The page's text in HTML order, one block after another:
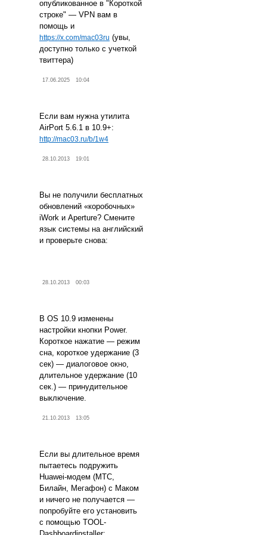
опубликованное в "Короткой
строке" — VPN вам в
помощь и
https://x.com/mac03ru (увы,
доступно только с учеткой
твиттера)
17.06.2025 10:04
Если вам нужна утилита
AirPort 5.6.1 в 10.9+:
http://mac03.ru/b/1w4
28.10.2013 19:01
Вы не получили бесплатных
обновлений «коробочных»
iWork и Aperture? Смените
язык системы на английский
и проверьте снова:
28.10.2013 00:03
В OS 10.9 изменены
настройки кнопки Power.
Короткое нажатие — режим
сна, короткое удержание (3
сек) — диалоговое окно,
длительное удержание (10
сек.) — принудительное
выключение.
21.10.2013 13:05
Если вы длительное время
пытаетесь подружить
Huawei-модем (МТС,
Билайн, Мегафон) с Маком
и ничего не получается —
попробуйте его установить
с помощью TOOL-